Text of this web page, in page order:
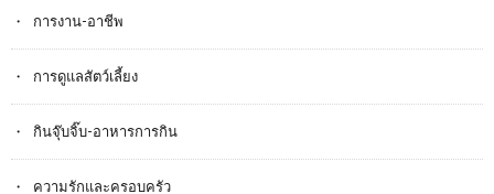
การงาน-อาชีพ
การดูแลสัตว์เลี้ยง
กินจุ๊บจิ๊บ-อาหารการกิน
ความรักและครอบครัว